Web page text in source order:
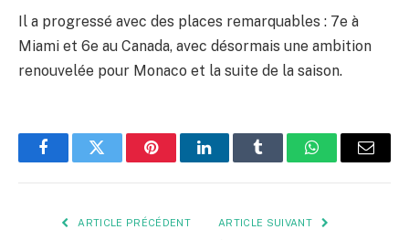
Il a progressé avec des places remarquables : 7e à
Miami et 6e au Canada, avec désormais une ambition
renouvelée pour Monaco et la suite de la saison.
FacebookTwitter PinterestLinkedInTumblr WhatsApp
E-
ARTICLE PRÉCÉDENT ARTICLE SUIVANT